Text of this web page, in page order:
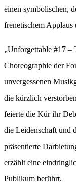
einen symbolischen,
frenetischem Applaus
„Unforgettable #17 –
Choreographie der
unvergessenen
die kürzlich
feierte die Kür ihr
die Leidenschaft und
präsentierte
erzählt eine
Publikum berührt.